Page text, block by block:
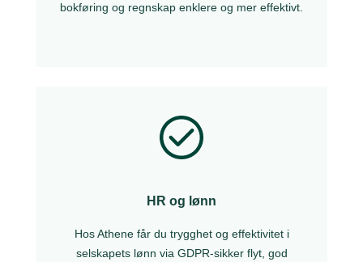
bokføring og regnskap enklere og mer effektivt.
HR og lønn
Hos Athene får du trygghet og effektivitet i
selskapets lønn via GDPR-sikker flyt, god